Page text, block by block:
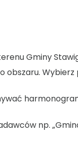
Gminy
obszaru.
np.